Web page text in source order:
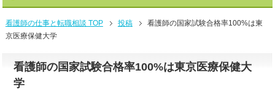
看護師の仕事と転職相談 TOP 投稿
看護師の国家試験合格率100%は東
京医療保健大学
看護師の国家試験合格率100%は東京医療保健大
学